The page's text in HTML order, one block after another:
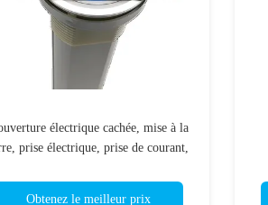
électrique cachée, mise à la
prise électrique, prise de courant,
Obtenez le meilleur prix